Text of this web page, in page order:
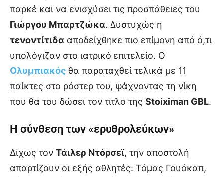
παρκέ και να ενισχύσει τις προσπάθειες του
Γιώργου Μπαρτζώκα. Δυστυχώς η
τενοντίτιδα αποδείχθηκε πιο επίμονη από ό,τι
υπολόγιζαν στο ιατρικό επιτελείο. Ο
Ολυμπιακός θα παραταχθεί τελικά με 11
παίκτες στο ρόστερ του, ψάχνοντας τη νίκη
που θα του δώσει τον τίτλο της Stoiximan GBL.
Η σύνθεση των «ερυθρολεύκων»
Δίχως τον Τάιλερ Ντόρσεϊ, την αποστολή
απαρτίζουν οι εξής αθλητές: Τόμας Γουόκαπ,